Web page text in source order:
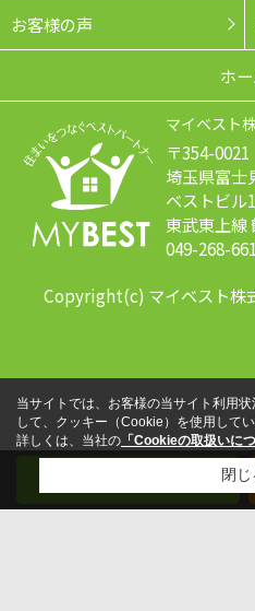
お客様の声
ホ
マイベスト
〒354-0021
埼玉県富士
ベストビル
東武東上線
049-268-
Copyright(c) マイベスト株
当サイトでは、お客様の当サイト利用
して、クッキー（Cookie）を使用してい
詳しくは、当社の 「Cookieの取扱いに
閉じ